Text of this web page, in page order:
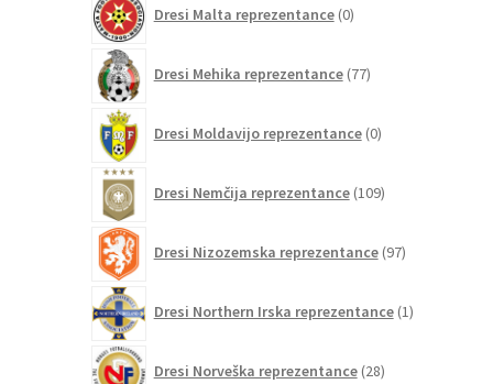
Dresi Malta reprezentance 0izdelkov
Dresi Mehika reprezentance 77izdelkov
Dresi Moldavijo reprezentance 0izdelkov
Dresi Nemčija reprezentance 109izdelkov
Dresi Nizozemska reprezentance 97izdelkov
Dresi Northern Irska reprezentance 1izdelek
Dresi Norveška reprezentance 28